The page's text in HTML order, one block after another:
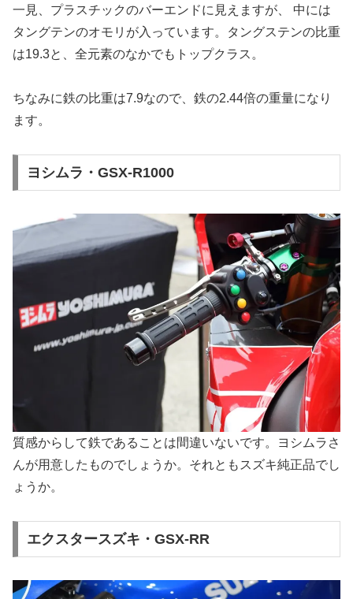
一見、プラスチックのバーエンドに見えますが、 中には
タングテンのオモリが入っています。タングステンの比重
は19.3と、全元素のなかでもトップクラス。
ちなみに鉄の比重は7.9なので、鉄の2.44倍の重量になり
ます。
ヨシムラ・GSX-R1000
質感からして鉄であることは間違いないです。ヨシムラさ
んが用意したものでしょうか。それともスズキ純正品でし
ょうか。
エクスタースズキ・GSX-RR